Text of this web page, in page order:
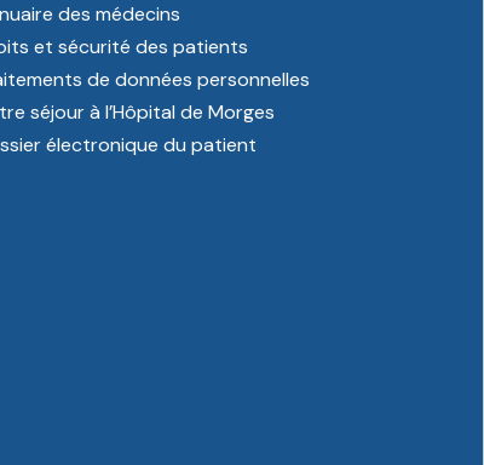
des médecins
et sécurité des patients
de données personnelles
séjour à l’Hôpital de Morges
électronique du patient